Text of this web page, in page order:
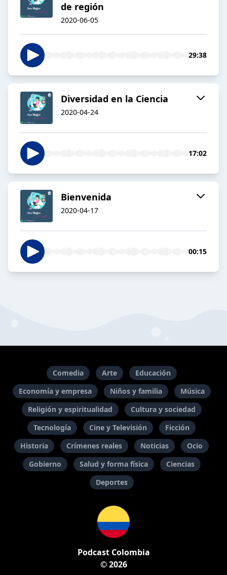
de región
2020-06-05
29:38
Diversidad en la Ciencia
2020-04-24
17:02
Bienvenida
2020-04-17
00:15
Comedia Arte
Educación
Economía y empresa
Niños y familia
Música
Religión y espiritualidad
Cultura y sociedad
Tecnología
Cine y Televisión
Ficción
Historia
Crímenes reales Noticias
Ocio
Gobierno
Salud y forma física
Ciencias
Deportes
Podcast Colombia
© 2026